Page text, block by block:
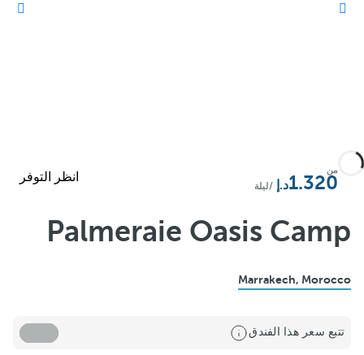
أضف إلى المفضلة
من
1.320 /ليلة
انظر التوفر
Palmeraie Oasis Camp
Marrakech, Morocco
تتبع سعر هذا الفندق